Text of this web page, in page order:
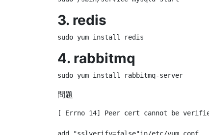
3. redis
4. rabbitmq
問題
[ Errno 14] Peer cert cannot be